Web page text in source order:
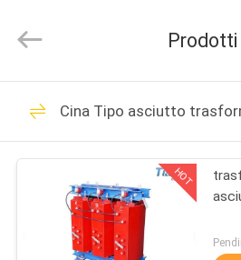
CASA
PRODOTTI
MOSTRA
(Group)
Co.,Ltd..
Reserved.
compatta
Prodotti
Cina Tipo asciutto
HOT